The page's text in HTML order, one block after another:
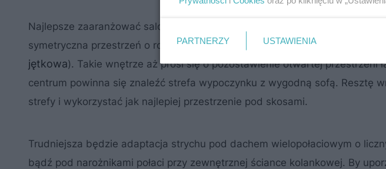
Najlepsze zaaranżować salon na całej szerokości poddasza. W przypadku
symetryczna przestrzeń o rozpiętości 9-11 m ze skosami po przeciwległych
jętkowa). Takie wnętrze aż prosi się o pozostawienie otwartej przestrzeni
centrum powinna się znaleźć strefa wypoczynku z wygodną sofą. Resztę
strefy i wykorzystać jak najlepiej przestrzenie pod skosami.
Trudniejsza będzie adaptacja strychu pod dachem wielopołaciowym o
bądź pod narożnikami połaci przy zewnętrznej ściance kolankowej. By
PARTNERZY USTAWIENIA